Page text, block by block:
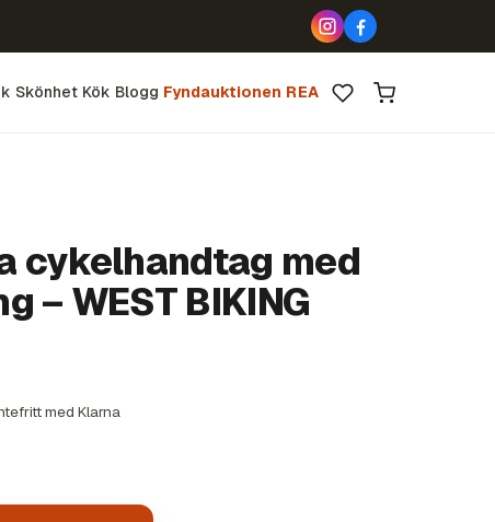
Skönhet Kök Blogg Fyndauktionen REA
cykelhandtag med
– WEST BIKING
med Klarna